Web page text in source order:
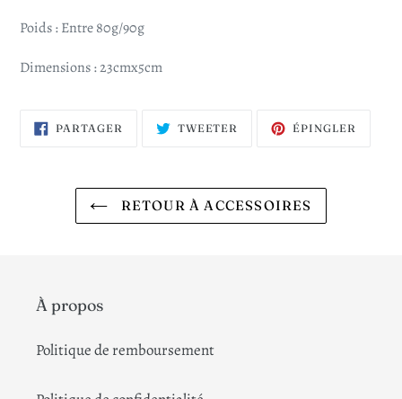
Poids : Entre 80g/90g
Dimensions : 23cmx5cm
PARTAGER PARTAGER
SUR
TWEETER TWEETERÉPINGLER
RETOUR À ACCESSOIRES
À propos
Politique de remboursement